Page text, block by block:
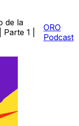
de la
1 |
ORO
Podcast